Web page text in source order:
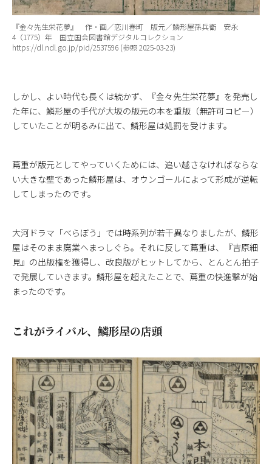
『金々先生栄花夢』 作・画／恋川春町 版元／鱗形屋孫兵衛 安永
4（1775）年 国立国会図書館デジタルコレクション
https://dl.ndl.go.jp/pid/2537596 (参照 2025-03-23)
しかし、よい時代も長くは続かず、『金々先生栄花夢』を発売し
た年に、鱗形屋の手代が大坂の版元の本を重版（無許可コピー）
していたことが明るみに出て、鱗形屋は処罰を受けます。
蔦重が版元としてやっていくためには、追い越さなければならな
い大きな壁であった鱗形屋は、オウンゴールによって形成が逆転
してしまったのです。
大河ドラマ「べらぼう」では時系列が若干異なりましたが、鱗形
屋はそのまま廃業へまっしぐら。それに反して蔦重は、『吉原細
見』の出版権を獲得し、改良版がヒットしてから、とんとん拍子
で発展していきます。鱗形屋を超えたことで、蔦重の快進撃が始
まったのです。
これがライバル、鱗形屋の店頭